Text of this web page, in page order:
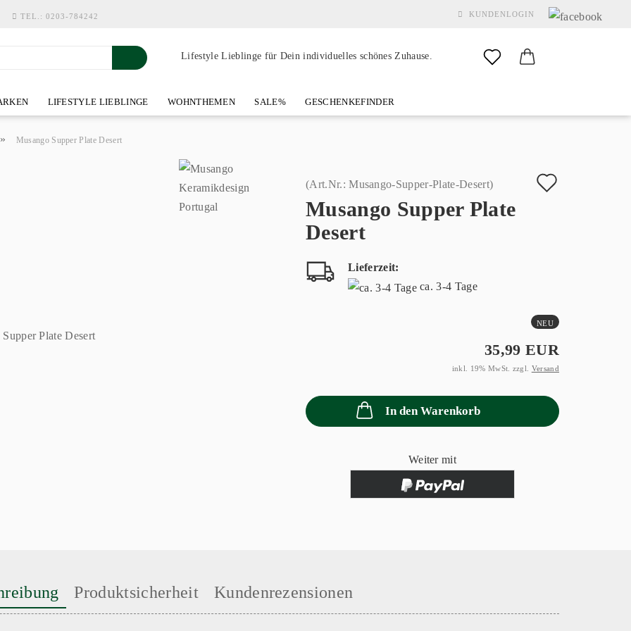
KUNDENLOGIN
Konto erstellen
TEL.: 0203-784242
Lifestyle Lieblinge für Dein individuelles schönes Zuhause.
LIFESTYLE LIEBLINGE WOHNTHEMEN SALE% GESCHENKEFINDER
» Musango Supper Plate Desert
(Art.Nr.:Musango-Supper-Plate-Desert)
Musango Supper Plate
Desert
Lieferzeit:
ca. 3-4 Tage
NEU
35,99 EUR
inkl. 19% MwSt. zzgl. Versand
In den Warenkorb
Weiter mit
Produktsicherheit Kundenrezensionen